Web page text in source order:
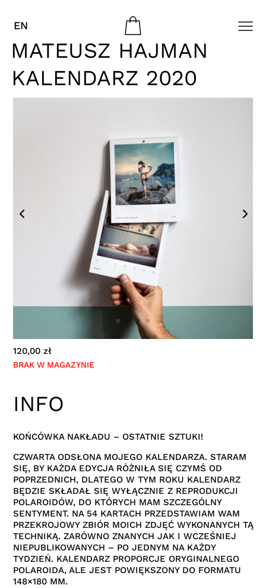
MATEUSZ HAJMAN
EN
KALENDARZ 2020
120,00 zł
BRAK W MAGAZYNIE
INFO
KOŃCÓWKA NAKŁADU – OSTATNIE SZTUKI!
CZWARTA ODSŁONA MOJEGO KALENDARZA. STARAM
SIĘ, BY KAŻDA EDYCJA RÓŻNIŁA SIĘ CZYMŚ OD
POPRZEDNICH, DLATEGO W TYM ROKU KALENDARZ
BĘDZIE SKŁADAŁ SIĘ WYŁĄCZNIE Z REPRODUKCJI
POLAROIDÓW, DO KTÓRYCH MAM SZCZEGÓLNY
SENTYMENT. NA 54 KARTACH PRZEDSTAWIAM WAM
PRZEKROJOWY ZBIÓR MOICH ZDJĘĆ WYKONANYCH TĄ
TECHNIKĄ. ZARÓWNO ZNANYCH JAK I WCZEŚNIEJ
NIEPUBLIKOWANYCH – PO JEDNYM NA KAŻDY
TYDZIEŃ. KALENDARZ PROPORCJE ORYGINALNEGO
POLAROIDA, ALE JEST POWIĘKSZONY DO FORMATU
148×180 MM.